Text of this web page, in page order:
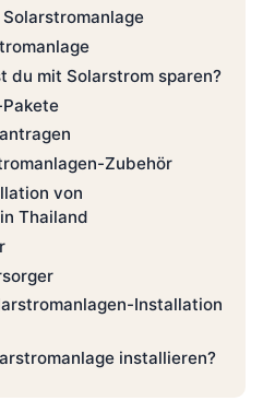
du mit Solarstrom sparen?
Zubehör
von
Thailand
Installation
installieren?